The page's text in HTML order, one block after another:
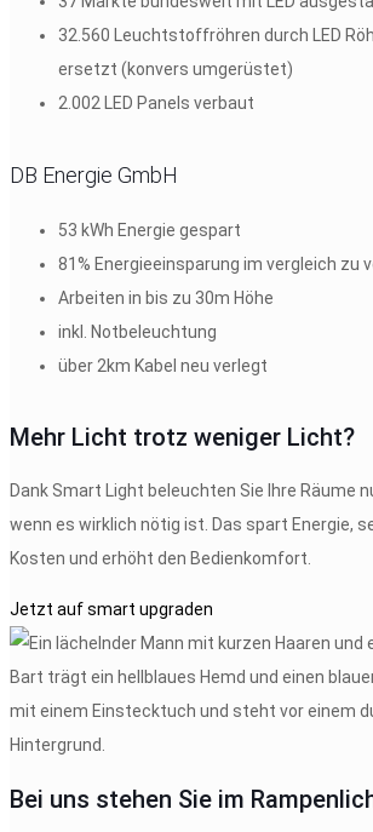
32.560 Leuchtstoffröhren durch LED
ersetzt (konvers umgerüstet)
2.002 LED Panels verbaut
DB Energie GmbH
53 kWh Energie gespart
81% Energieeinsparung im vergleich zu
Arbeiten in bis zu 30m Höhe
inkl. Notbeleuchtung
über 2km Kabel neu verlegt
Mehr Licht trotz weniger Licht?
Dank Smart Light beleuchten Sie Ihre Räume
wenn es wirklich nötig ist. Das spart Energie,
Kosten und erhöht den Bedienkomfort.
Jetzt auf smart upgraden
Bei uns stehen Sie im